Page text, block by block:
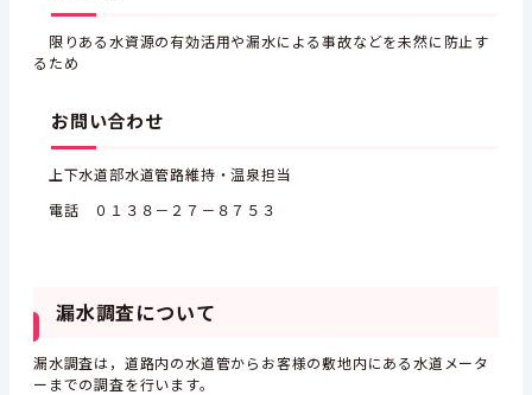
限りある水資源の有効活用や漏水による事故などを未然に防止す
るため
お問い合わせ
上下水道部水道管路維持・温泉担当
電話 ０１３８－２７－８７５３
漏水調査について
漏水調査は，道路内の水道管からお客様の敷地内にある水道メータ
ーまでの調査を行います。